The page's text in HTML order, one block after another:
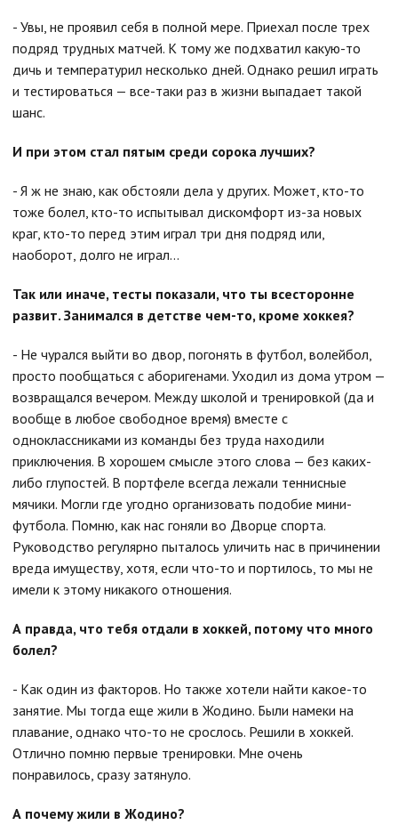
- Увы, не проявил себя в полной мере. Приехал после трех
подряд трудных матчей. К тому же подхватил какую-то
дичь и температурил несколько дней. Однако решил играть
и тестироваться — все-таки раз в жизни выпадает такой
шанс.
И при этом стал пятым среди сорока лучших?
- Я ж не знаю, как обстояли дела у других. Может, кто-то
тоже болел, кто-то испытывал дискомфорт из-за новых
краг, кто-то перед этим играл три дня подряд или,
наоборот, долго не играл...
Так или иначе, тесты показали, что ты всесторонне
развит. Занимался в детстве чем-то, кроме хоккея?
- Не чурался выйти во двор, погонять в футбол, волейбол,
просто пообщаться с аборигенами. Уходил из дома утром —
возвращался вечером. Между школой и тренировкой (да и
вообще в любое свободное время) вместе с
одноклассниками из команды без труда находили
приключения. В хорошем смысле этого слова — без каких-
либо глупостей. В портфеле всегда лежали теннисные
мячики. Могли где угодно организовать подобие мини-
футбола. Помню, как нас гоняли во Дворце спорта.
Руководство регулярно пыталось уличить нас в причинении
вреда имуществу, хотя, если что-то и портилось, то мы не
имели к этому никакого отношения.
А правда, что тебя отдали в хоккей, потому что много
болел?
- Как один из факторов. Но также хотели найти какое-то
занятие. Мы тогда еще жили в Жодино. Были намеки на
плавание, однако что-то не срослось. Решили в хоккей.
Отлично помню первые тренировки. Мне очень
понравилось, сразу затянуло.
А почему жили в Жодино?